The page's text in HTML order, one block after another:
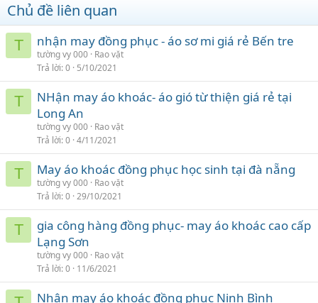
Chủ đề liên quan
T nhận may đồng phục - áo sơ mi giá rẻ Bến tre
tường vy 000 Rao vặt
Trả lời 0 5/10/2021
T
NHận may áo khoác- áo gió từ thiện giá rẻ tại
Long An
tường vy 000 Rao vặt
Trả lời 0 4/11/2021
T May áo khoác đồng phục học sinh tại đà nẵng
tường vy 000 Rao vặt
Trả lời 0 29/10/2021
T
gia công hàng đồng phục- may áo khoác cao cấp
Lạng Sơn
tường vy 000 Rao vặt
Trả lời 0 11/6/2021
Nhận may áo khoác đồng phuc Ninh Bình